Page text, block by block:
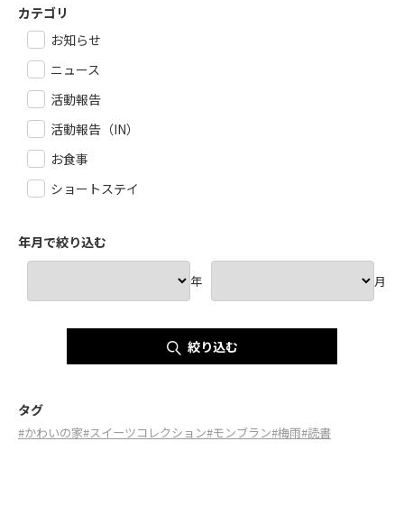
カテゴリ
お知らせ
ニュース
活動報告
活動報告（IN）
お食事
ショートステイ
年月で絞り込む
年 月
絞り込む
タグ
#かわいの家#スイーツコレクション#モンブラン#梅雨#読書